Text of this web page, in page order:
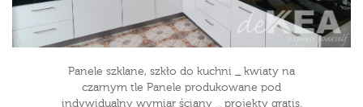
Panele szklane, szkło do kuchni _ kwiaty na
czarnym tle Panele produkowane pod
indywidualny wymiar ściany _ projekty gratis.